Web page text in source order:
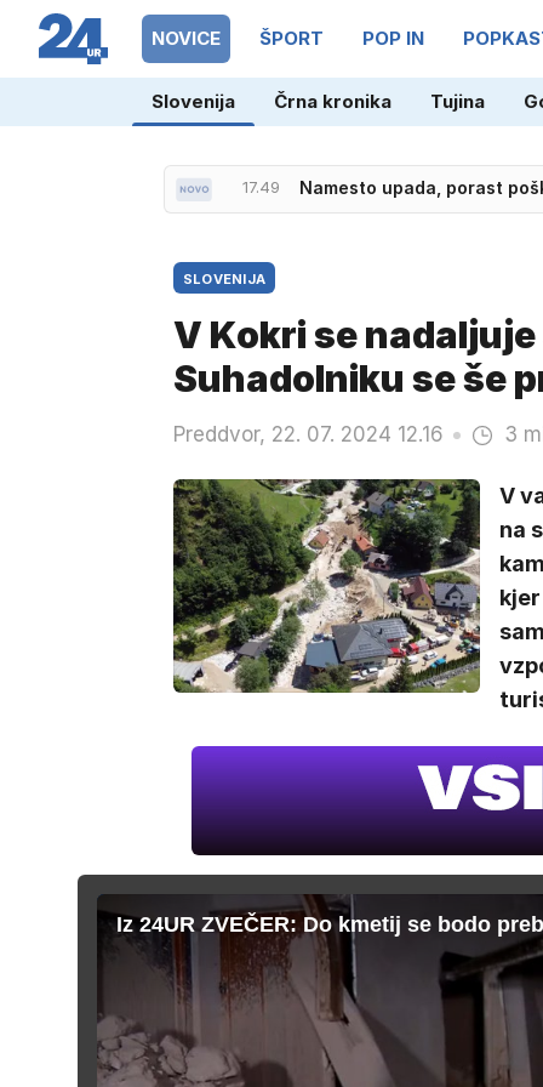
NOVICE ŠPORT POP IN
Slovenija Črna kronika Tujina
17.49 Namesto upada, porast
SLOVENIJA
V Kokri se
Suhadolniku se še
Preddvor, 22. 07. 2024 12.16 3
V
na
Iz 24UR ZVEČER: Do kmetij se bodo